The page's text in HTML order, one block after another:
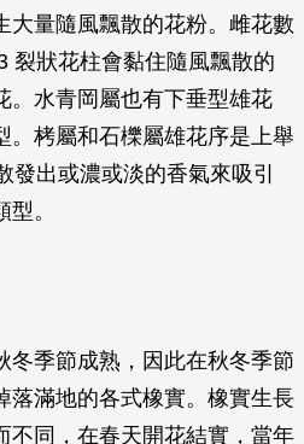
大量隨風飄散的花粉。雌花數
裂狀花柱會黏住隨風飄散的
。水青岡屬也有下垂型雄花
。栲屬和石櫟屬雄花序是上舉
出或濃或淡的香氣來吸引
。
冬季節成熟，因此在秋冬季節
落滿地的各式橡實。橡實生長
不同，在春天開花結實，當年